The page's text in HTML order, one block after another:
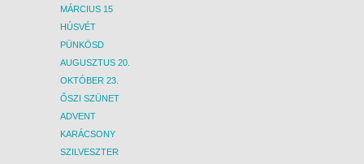
MÁRCIUS 15
HÚSVÉT
PÜNKÖSD
AUGUSZTUS 20.
OKTÓBER 23.
ŐSZI SZÜNET
ADVENT
KARÁCSONY
SZILVESZTER